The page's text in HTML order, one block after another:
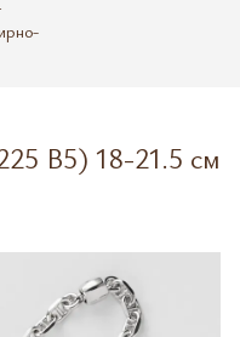
B5) 18-21.5 см